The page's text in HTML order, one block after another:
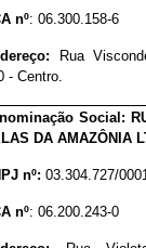
nº:06.300.158-6
Rua
- Centro.
Social:
DA AMAZÔNIA
nº:03.304.727/
nº:06.200.243-0